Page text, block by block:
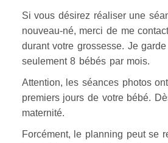
Si vous désirez réaliser une
nouveau-né, merci de me
durant votre grossesse. Je
seulement 8 bébés par mois.
Attention, les séances photos
premiers jours de votre bébé.
maternité.
Forcément, le planning peut se